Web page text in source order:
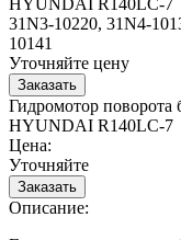
31N3-10220, 31N4-
10141
Уточняйте цену
Гидромотор поворота
HYUNDAI R140LC-7
Цена:
Уточняйте
Описание: